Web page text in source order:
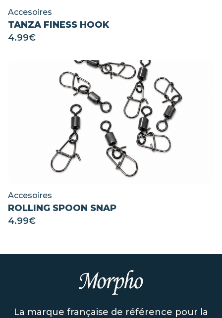
Accesoires
TANZA FINESS HOOK
4.99€
Accesoires
ROLLING SPOON SNAP
4.99€
La marque française de référence pour la